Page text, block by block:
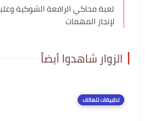
لعبة محاكي الرافعة الشوكية
لإنجاز المهمات
الزوار شاهدوا أيضاً
تطبيقات للهاتف